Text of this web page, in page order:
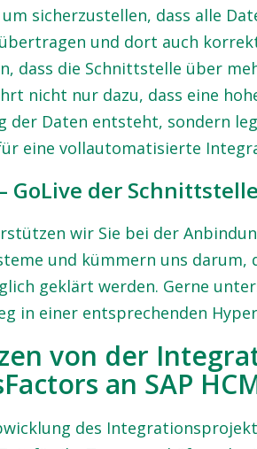
sicherzustellen, dass alle
und dort auch
dass die Schnittstelle über
nicht nur dazu, dass eine
der Daten entsteht, sondern
eine vollautomatisierte
GoLive der Schnittstelle
wir Sie bei der
und kümmern uns darum,
geklärt werden. Gerne
in einer entsprechenden
von der
an SAP
des